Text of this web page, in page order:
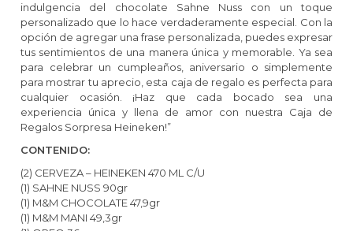
indulgencia del chocolate Sahne Nuss con un toque
personalizado que lo hace verdaderamente especial. Con la
opción de agregar una frase personalizada, puedes expresar
tus sentimientos de una manera única y memorable. Ya sea
para celebrar un cumpleaños, aniversario o simplemente
para mostrar tu aprecio, esta caja de regalo es perfecta para
cualquier ocasión. ¡Haz que cada bocado sea una
experiencia única y llena de amor con nuestra Caja de
Regalos Sorpresa Heineken!”
CONTENIDO:
(2) CERVEZA – HEINEKEN 470 ML C/U
(1) SAHNE NUSS 90gr
(1) M&M CHOCOLATE 47,9gr
(1) M&M MANI 49,3gr